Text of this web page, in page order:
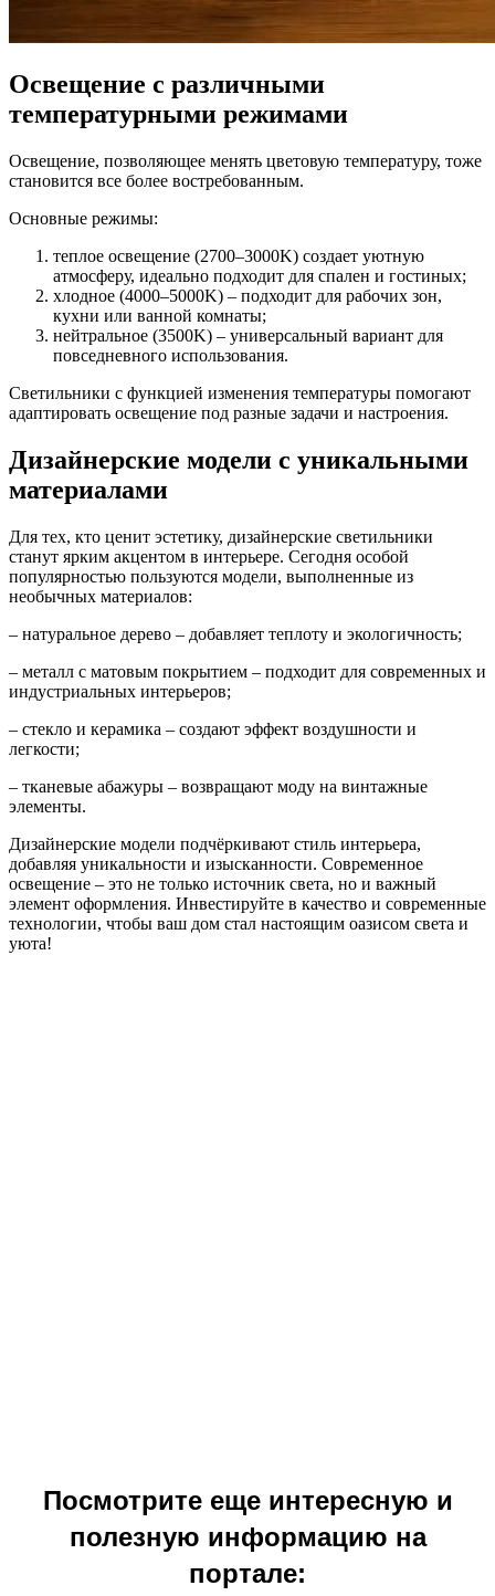
Освещение с различными
температурными режимами
Освещение, позволяющее менять цветовую температуру, тоже
становится все более востребованным.
Основные режимы:
теплое освещение (2700–3000K) создает уютную
атмосферу, идеально подходит для спален и гостиных;
хлодное (4000–5000K) – подходит для рабочих зон,
кухни или ванной комнаты;
нейтральное (3500K) – универсальный вариант для
повседневного использования.
Светильники с функцией изменения температуры помогают
адаптировать освещение под разные задачи и настроения.
Дизайнерские модели с уникальными
материалами
Для тех, кто ценит эстетику, дизайнерские светильники
станут ярким акцентом в интерьере. Сегодня особой
популярностью пользуются модели, выполненные из
необычных материалов:
– натуральное дерево – добавляет теплоту и экологичность;
– металл с матовым покрытием – подходит для современных и
индустриальных интерьеров;
– стекло и керамика – создают эффект воздушности и
легкости;
– тканевые абажуры – возвращают моду на винтажные
элементы.
Дизайнерские модели подчёркивают стиль интерьера,
добавляя уникальности и изысканности. Современное
освещение – это не только источник света, но и важный
элемент оформления. Инвестируйте в качество и современные
технологии, чтобы ваш дом стал настоящим оазисом света и
уюта!
Посмотрите еще интересную и
полезную информацию на
портале: